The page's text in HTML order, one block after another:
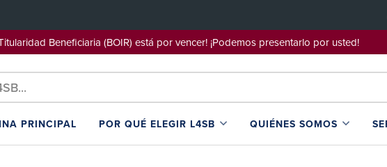
Titularidad Beneficiaria (BOIR) está por vencer! ¡Podemos presentarlo por
PRINCIPAL POR QUÉ ELEGIR L4SB QUIÉNES SOMOS